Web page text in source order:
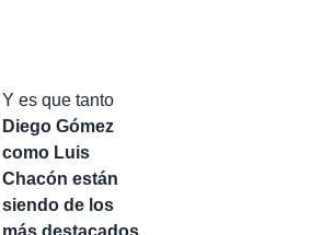
Y es que tanto
Diego Gómez
como Luis
Chacón están
siendo de los
más destacados